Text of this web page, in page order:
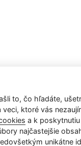
to, čo hľadáte,
ktoré vás
a k
najčastejšie
unikátne